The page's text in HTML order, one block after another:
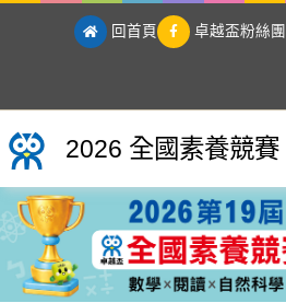
回首頁 卓越盃粉絲團
2026 全國素養競賽
2026 全國素養競賽